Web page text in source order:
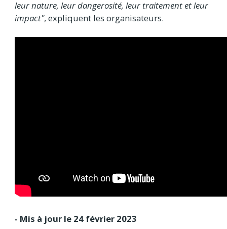
leur nature, leur dangerosité, leur traitement et leur
impact", expliquent les organisateurs.
- Mis à jour le 24 février 2023